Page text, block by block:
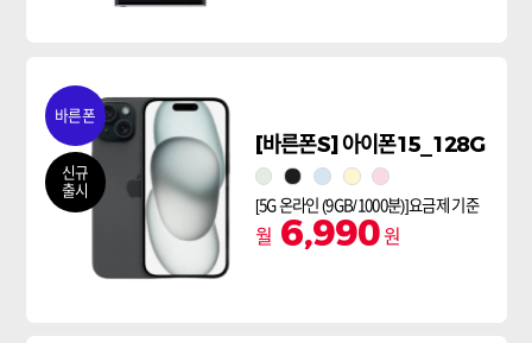
바른폰
신규
출시
[바른폰S] 아이폰15_128G
그린 블랙 블루 옐로
핑크
[5G 온라인 (9GB/1000분)]요금제 기준
월 6,990원